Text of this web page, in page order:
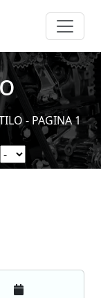
- PAGINA 1